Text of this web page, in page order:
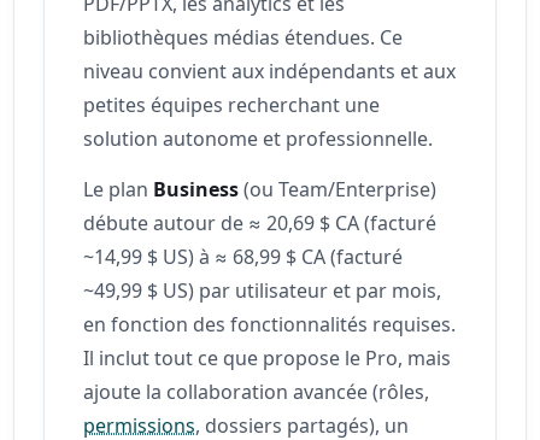
bibliothèques médias étendues. Ce
niveau convient aux indépendants et aux
petites équipes recherchant une
solution autonome et professionnelle.
Le plan Business(ou Team/Enterprise)
débute autour de ≈ 20,69 $ CA (facturé
~14,99 $ US) à ≈ 68,99 $ CA (facturé
~49,99 $ US) par utilisateur et par mois,
en fonction des fonctionnalités requises.
Il inclut tout ce que propose le Pro, mais
ajoute la collaboration avancée (rôles,
permissions, dossiers partagés), un